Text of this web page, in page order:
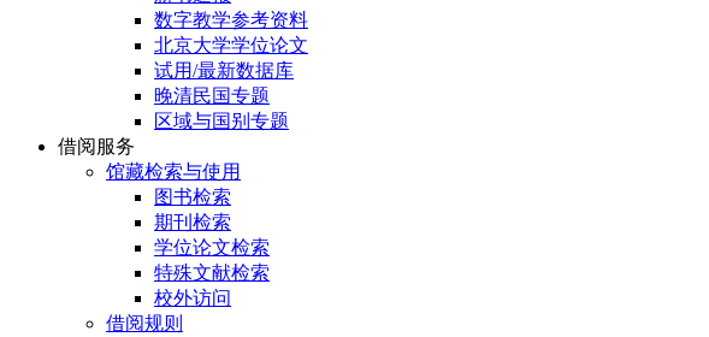
数字教学参考资料
北京大学学位论文
试用/最新数据库
晚清民国专题
区域与国别专题
借阅服务
馆藏检索与使用
图书检索
期刊检索
学位论文检索
特殊文献检索
校外访问
借阅规则